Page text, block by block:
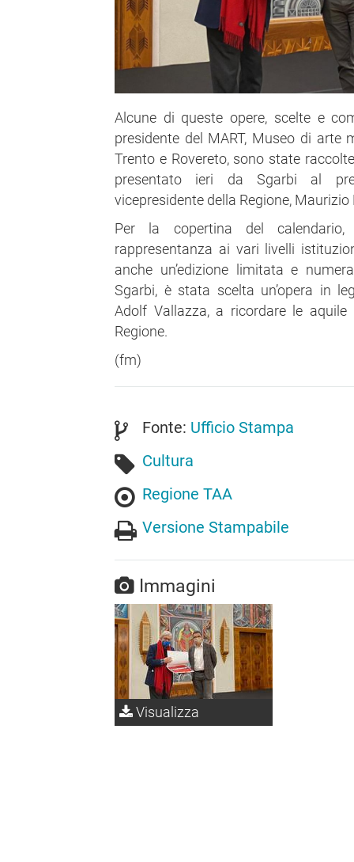
Alcune di queste opere, scelte e
presidente del MART, Museo di arte
Trento e Rovereto, sono state
presentato ieri da Sgarbi al
vicepresidente della Regione,
Per la copertina del
rappresentanza ai vari livelli
anche un’edizione limitata e
Sgarbi, è stata scelta un’opera in
Adolf Vallazza, a ricordare le
Regione.
(fm)
Fonte: Ufficio Stampa
Cultura
Regione TAA
Versione Stampabile
Immagini
Visualizza